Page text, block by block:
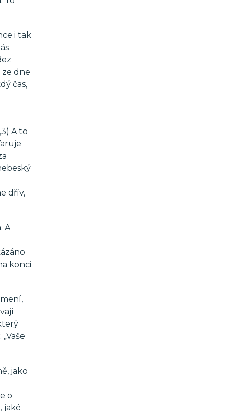
i tak
ze dne
čas,
A to
dřív,
A
konci
jako
o
jaké